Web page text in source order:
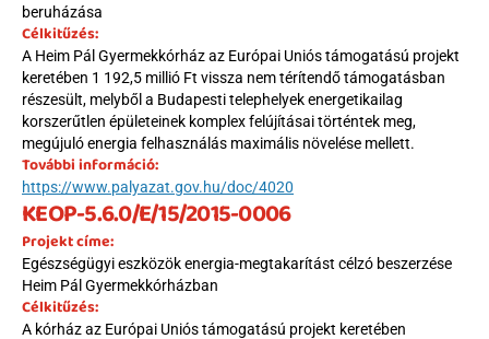
beruházása
Célkitűzés:
A Heim Pál Gyermekkórház az Európai Uniós támogatású projekt
keretében 1 192,5 millió Ft vissza nem térítendő támogatásban
részesült, melyből a Budapesti telephelyek energetikailag
korszerűtlen épületeinek komplex felújításai történtek meg,
megújuló energia felhasználás maximális növelése mellett.
További információ:
https://www.palyazat.gov.hu/doc/4020
KEOP-5.6.0/E/15/2015-0006
Projekt címe:
Egészségügyi eszközök energia-megtakarítást célzó beszerzése
Heim Pál Gyermekkórházban
Célkitűzés:
A kórház az Európai Uniós támogatású projekt keretében